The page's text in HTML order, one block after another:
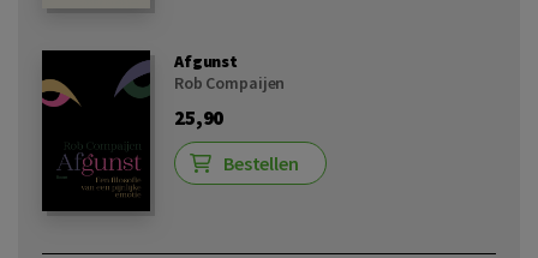
Afgunst
Rob Compaijen
25,90
Bestellen